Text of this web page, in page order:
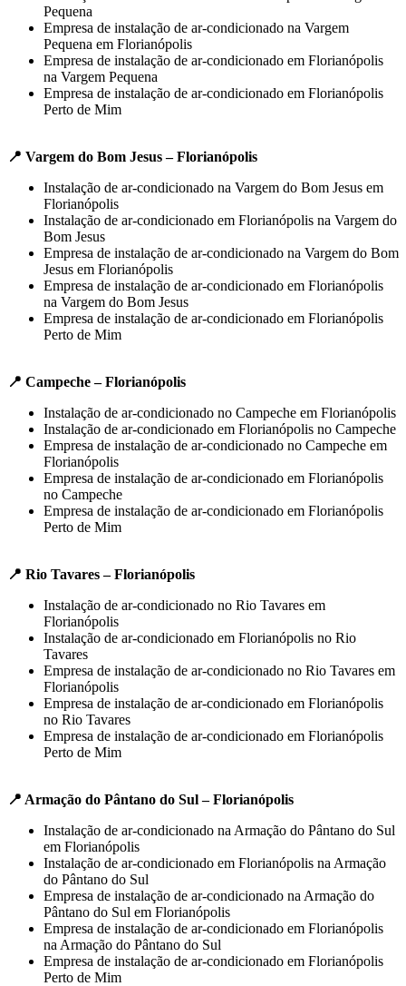
Pequena
Empresa de instalação de ar-condicionado na Vargem
Pequena em Florianópolis
Empresa de instalação de ar-condicionado em Florianópolis
na Vargem Pequena
Empresa de instalação de ar-condicionado em Florianópolis
Perto de Mim
📍 Vargem do Bom Jesus – Florianópolis
Instalação de ar-condicionado na Vargem do Bom Jesus em
Florianópolis
Instalação de ar-condicionado em Florianópolis na Vargem do
Bom Jesus
Empresa de instalação de ar-condicionado na Vargem do Bom
Jesus em Florianópolis
Empresa de instalação de ar-condicionado em Florianópolis
na Vargem do Bom Jesus
Empresa de instalação de ar-condicionado em Florianópolis
Perto de Mim
📍 Campeche – Florianópolis
Instalação de ar-condicionado no Campeche em Florianópolis
Instalação de ar-condicionado em Florianópolis no Campeche
Empresa de instalação de ar-condicionado no Campeche em
Florianópolis
Empresa de instalação de ar-condicionado em Florianópolis
no Campeche
Empresa de instalação de ar-condicionado em Florianópolis
Perto de Mim
📍 Rio Tavares – Florianópolis
Instalação de ar-condicionado no Rio Tavares em
Florianópolis
Instalação de ar-condicionado em Florianópolis no Rio
Tavares
Empresa de instalação de ar-condicionado no Rio Tavares em
Florianópolis
Empresa de instalação de ar-condicionado em Florianópolis
no Rio Tavares
Empresa de instalação de ar-condicionado em Florianópolis
Perto de Mim
📍 Armação do Pântano do Sul – Florianópolis
Instalação de ar-condicionado na Armação do Pântano do Sul
em Florianópolis
Instalação de ar-condicionado em Florianópolis na Armação
do Pântano do Sul
Empresa de instalação de ar-condicionado na Armação do
Pântano do Sul em Florianópolis
Empresa de instalação de ar-condicionado em Florianópolis
na Armação do Pântano do Sul
Empresa de instalação de ar-condicionado em Florianópolis
Perto de Mim